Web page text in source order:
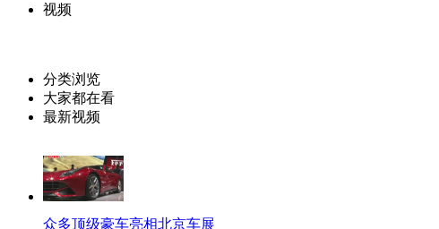
视频
分类浏览
大家都在看
最新视频
众多顶级豪车亮相北京车展